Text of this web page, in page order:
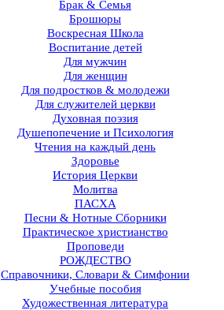
Брак & Семья
Брошюры
Воскресная Школа
Воспитание детей
Для мужчин
Для женщин
Для подростков & молодежи
Для служителей церкви
Духовная поэзия
Душепопечение и Психология
Чтения на каждый день
Здоровье
История Церкви
Молитва
ПАСХА
Песни & Нотные Сборники
Практическое христианство
Проповеди
РОЖДЕСТВО
Справочники, Словари & Симфонии
Учебные пособия
Художественная литература